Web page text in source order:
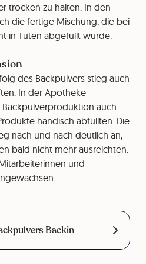
trocken zu halten. In den
die fertige Mischung, die bei
in Tüten abgefüllt wurde.
des Backpulvers stieg auch
In der Apotheke
auch
händisch abfüllten. Die
nach und nach deutlich an,
bald nicht mehr ausreichten.
und
Backin